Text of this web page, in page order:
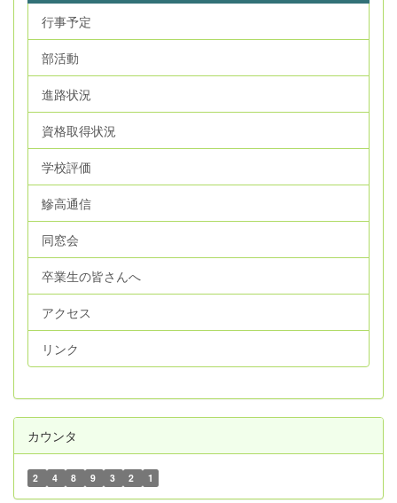
行事予定
部活動
進路状況
資格取得状況
学校評価
鰺高通信
同窓会
卒業生の皆さんへ
アクセス
リンク
カウンタ
2 4 8 9 3 2 1